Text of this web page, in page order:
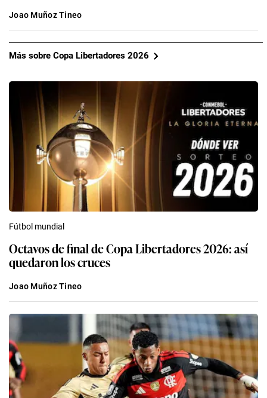
Joao Muñoz Tineo
Más sobre Copa Libertadores 2026
Fútbol mundial
Octavos de final de Copa Libertadores 2026: así
quedaron los cruces
Joao Muñoz Tineo